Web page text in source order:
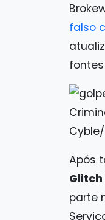
falso
Após
Glitch
parte